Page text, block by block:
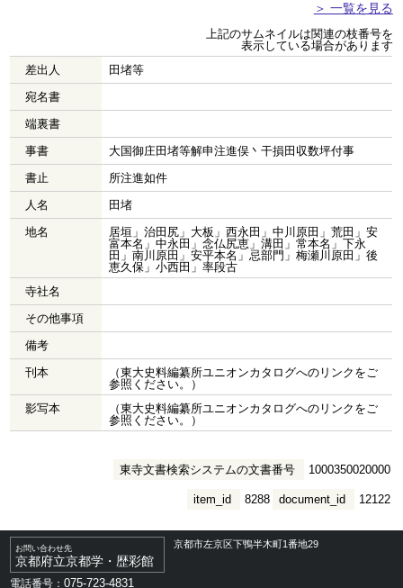
＞ 一覧を見る
上記のサムネイルは関連の枝番号を
表示している場合があります
差出人
田堵等
宛名書
端裏書
事書
大国御庄田堵等解申注進俣丶干損田収数坪付事
書止
所注進如件
人名
田堵
地名
居垣」治田尻」大板」西永田」中川原田」荒田」安
富本名」中永田」念仏尻恵」溝田」常本名」下永
田」南川原田」安平本名」忌部門」梅瀬川原田」後
恵久保」小西田」率段古
寺社名
その他事項
備考
刊本
（東大史料編纂所ユニオンカタログへのリンクをご
参照ください。）
影写本
（東大史料編纂所ユニオンカタログへのリンクをご
参照ください。）
東寺文書検索システムの文書番号 1000350020000
document_id 12122
item_id 8288
お問い合わせ先
京都府立京都学・歴彩館
京都市左京区下鴨半木町1番地29
電話番号：075-723-4831